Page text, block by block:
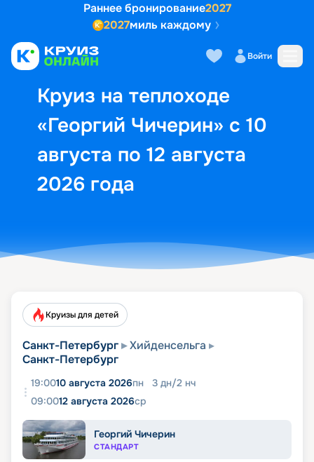
Раннее бронирование2027
2027миль каждому
Войти
Круиз на теплоходе
«Георгий Чичерин» с 10
августа по 12 августа
2026 года
Выбор кают Маршрут и
Круизы для детей
Санкт-Петербург
Хийденсельга
Санкт-Петербург
19:0010 августа 2026пн 3 дн/2 нч
09:0012 августа 2026ср
Георгий Чичерин
СТАНДАРТ